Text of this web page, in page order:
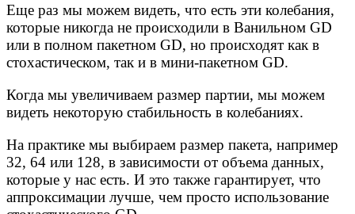
Еще раз мы можем видеть, что есть эти колебания,
которые никогда не происходили в Ванильном GD
или в полном пакетном GD, но происходят как в
стохастическом, так и в мини-пакетном GD.
Когда мы увеличиваем размер партии, мы можем
видеть некоторую стабильность в колебаниях.
На практике мы выбираем размер пакета, например
32, 64 или 128, в зависимости от объема данных,
которые у нас есть. И это также гарантирует, что
аппроксимации лучше, чем просто использование